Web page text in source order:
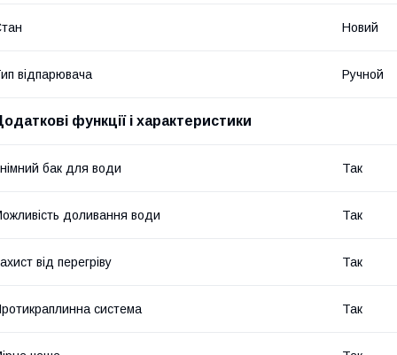
Новий
відпарювача Ручной
функції і характеристики
бак для води Так
доливання води Так
від перегріву Так
система Так